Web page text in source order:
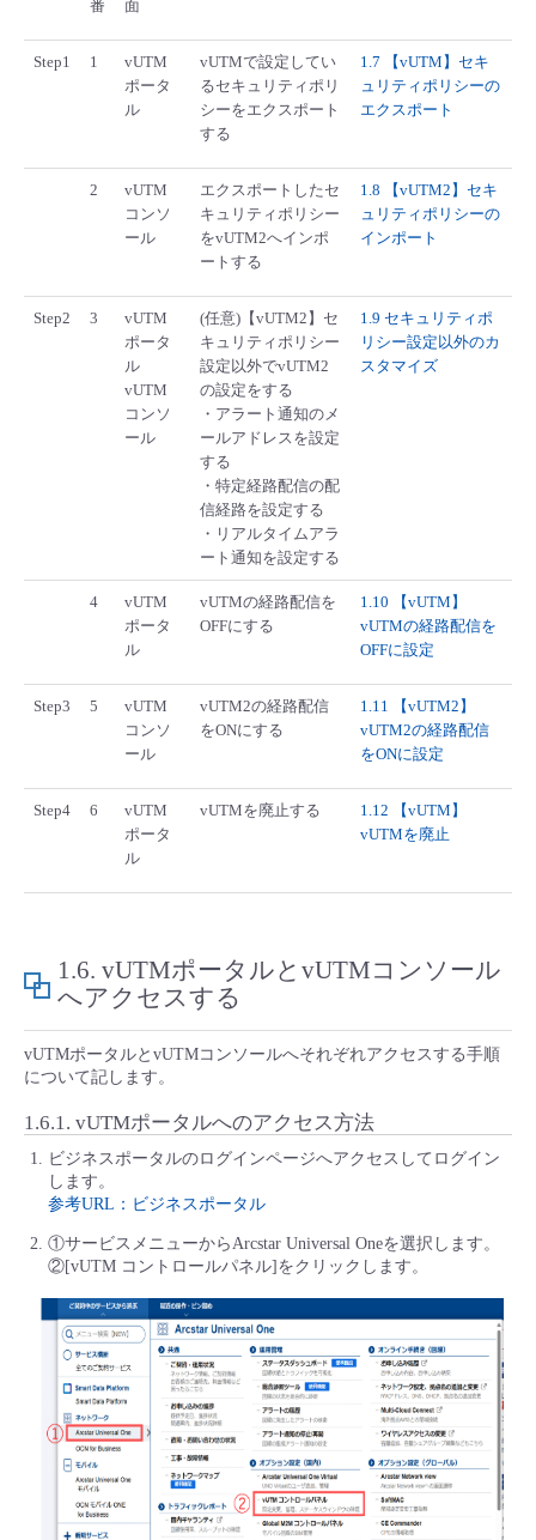
番 面
Step1 1
vUTM
ポータ
ル
vUTMで設定してい
るセキュリティポリ
シーをエクスポート
する
1.7 【vUTM】セキ
ュリティポリシーの
エクスポート
2
vUTM
コンソ
ール
エクスポートしたセ
キュリティポリシー
をvUTM2へインポ
ートする
1.8 【vUTM2】セキ
ュリティポリシーの
インポート
Step2 3
vUTM
ポータ
ル
vUTM
コンソ
ール
(任意)【vUTM2】セ
キュリティポリシー
設定以外でvUTM2
の設定をする
・アラート通知のメ
ールアドレスを設定
する
・特定経路配信の配
信経路を設定する
・リアルタイムアラ
ート通知を設定する
1.9 セキュリティポ
リシー設定以外のカ
スタマイズ
4
vUTM
ポータ
ル
vUTMの経路配信を
OFFにする
1.10 【vUTM】
vUTMの経路配信を
OFFに設定
Step3 5
vUTM
コンソ
ール
vUTM2の経路配信
をONにする
1.11 【vUTM2】
vUTM2の経路配信
をONに設定
Step4 6
vUTM
ポータ
ル
vUTMを廃止する
1.12 【vUTM】
vUTMを廃止
1.6. vUTMポータルとvUTMコンソール
へアクセスする
vUTMポータルとvUTMコンソールへそれぞれアクセスする手順
について記します。
1.6.1. vUTMポータルへのアクセス方法
ビジネスポータルのログインページへアクセスしてログイン
します。
参考URL：ビジネスポータル
①サービスメニューからArcstar Universal Oneを選択します。
②[vUTM コントロールパネル]をクリックします。